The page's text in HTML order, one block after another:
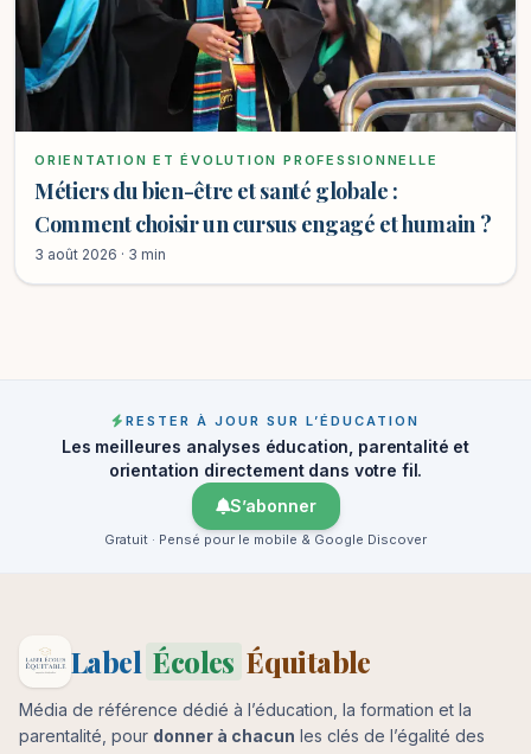
ORIENTATION ET ÉVOLUTION PROFESSIONNELLE
Métiers du bien-être et santé globale :
Comment choisir un cursus engagé et humain ?
3 août 2026 · 3 min
RESTER À JOUR SUR L’ÉDUCATION
Les meilleures analyses éducation, parentalité et
orientation directement dans votre fil.
S’abonner
Gratuit · Pensé pour le mobile & Google Discover
Label Écoles Équitable
Média de référence dédié à l’éducation, la formation et la
parentalité, pour donner à chacun les clés de l’égalité des